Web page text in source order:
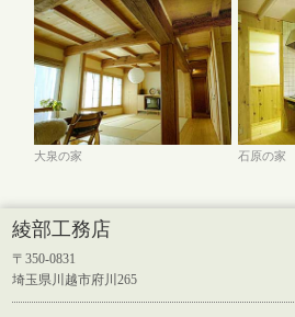
大泉の家 石原の家
綾部工務店
〒350-0831
埼玉県川越市府川265